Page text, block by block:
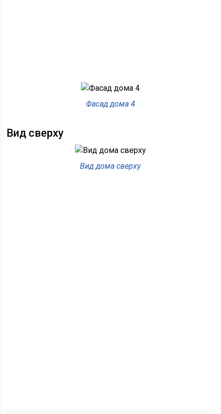
Фасад дома 4
Вид сверху
Вид дома сверху